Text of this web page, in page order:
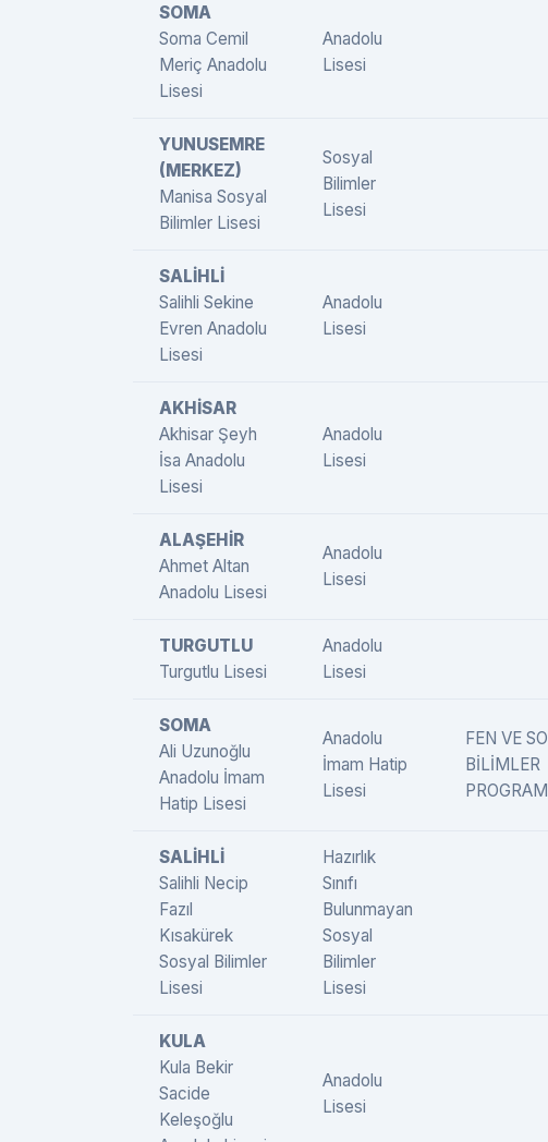
SOMA
Soma Cemil
Meriç Anadolu
Lisesi
Anadolu
Lisesi
YUNUSEMRE
(MERKEZ)
Manisa Sosyal
Bilimler Lisesi
Sosyal
Bilimler
Lisesi
SALİHLİ
Salihli Sekine
Evren Anadolu
Lisesi
Anadolu
Lisesi
AKHİSAR
Akhisar Şeyh
İsa Anadolu
Lisesi
Anadolu
Lisesi
ALAŞEHİR
Ahmet Altan
Anadolu Lisesi
Anadolu
Lisesi
TURGUTLU
Turgutlu Lisesi
Anadolu
Lisesi
SOMA
Ali Uzunoğlu
Anadolu İmam
Hatip Lisesi
Anadolu
İmam Hatip
Lisesi
FEN VE
BİLİMLER
SALİHLİ
Salihli Necip
Fazıl
Kısakürek
Sosyal Bilimler
Lisesi
Hazırlık
Sınıfı
Bulunmayan
Sosyal
Bilimler
Lisesi
KULA
Kula Bekir
Sacide
Keleşoğlu
Anadolu
Lisesi